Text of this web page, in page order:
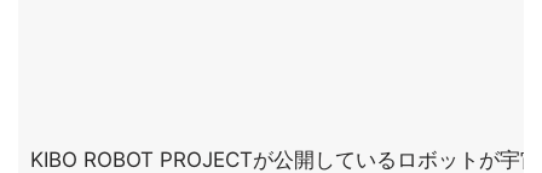
KIBO ROBOT PROJECTが公開しているロボットが宇